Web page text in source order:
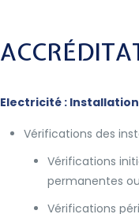
Electricité :
Vérifications des
​​Vérifications
permanentes
Vérifications